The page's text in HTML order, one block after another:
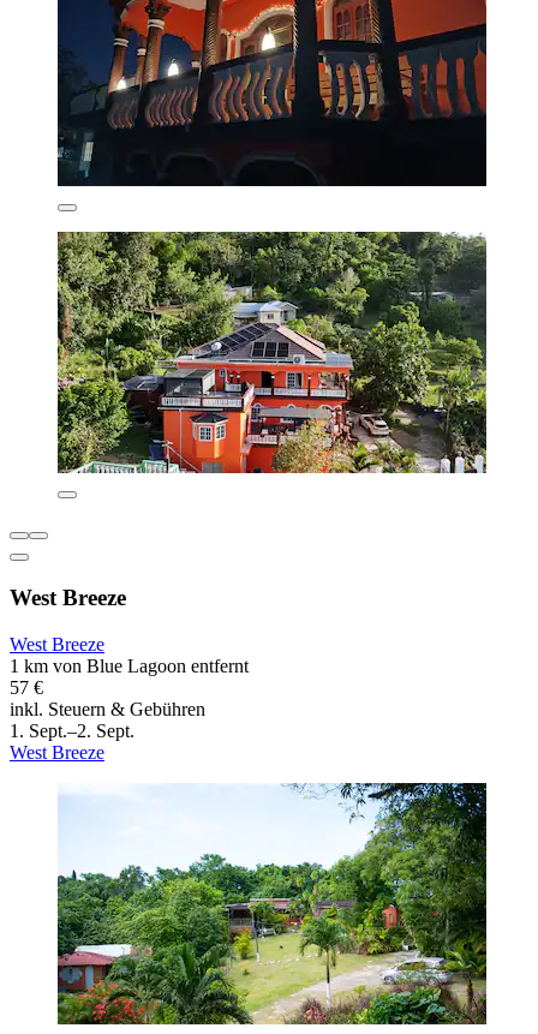
West Breeze
West Breeze
1 km von Blue Lagoon entfernt
57 €
inkl. Steuern & Gebühren
1. Sept.–2. Sept.
West Breeze